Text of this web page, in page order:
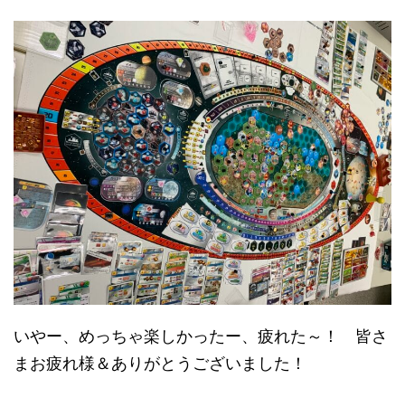
いやー、めっちゃ楽しかったー、疲れた～！ 皆さ
まお疲れ様＆ありがとうございました！